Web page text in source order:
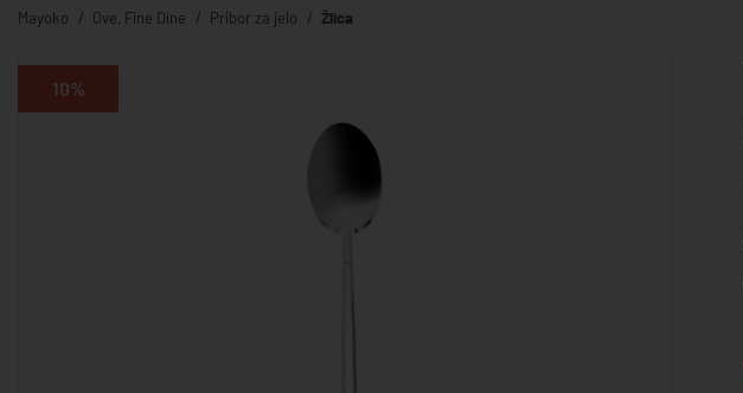
Mayoko Ove, Fine Dine Pribor za jelo Žlica
10%